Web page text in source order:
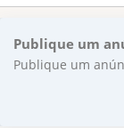
Publique um
Publique um